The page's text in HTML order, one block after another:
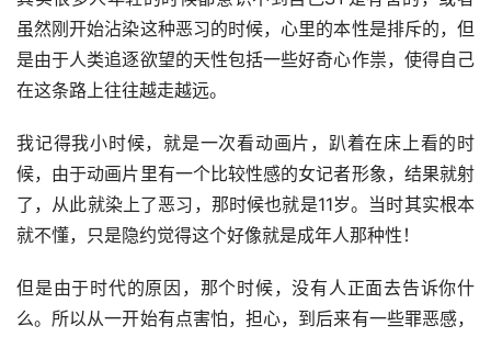
虽然刚开始沾染这种恶习的时候，心里的本性是排斥的，但
是由于人类追逐欲望的天性包括一些好奇心作祟，使得自己
在这条路上往往越走越远。
我记得我小时候，就是一次看动画片，趴着在床上看的时
候，由于动画片里有一个比较性感的女记者形象，结果就射
了，从此就染上了恶习，那时候也就是11岁。当时其实根本
就不懂，只是隐约觉得这个好像就是成年人那种性！
但是由于时代的原因，那个时候，没有人正面去告诉你什
么。所以从一开始有点害怕，担心，到后来有一些罪恶感，